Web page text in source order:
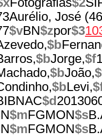
José
$vBN$zpor$3
$b
$bJorge,$f
$bJoão,
$bLevi,
$d
$mFGMON$s
$mFGMON$s